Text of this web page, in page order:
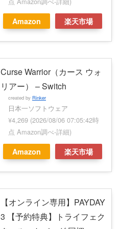
Amazon 楽天市場
Curse Warrior（カース ウォ
リアー） – Switch
created by Rinker
日本一ソフトウェア
¥4,269 (2026/08/06 07:05:42時
点 Amazon調べ-詳細)
Amazon 楽天市場
【オンライン専用】PAYDAY
3 【予約特典】トライフェク